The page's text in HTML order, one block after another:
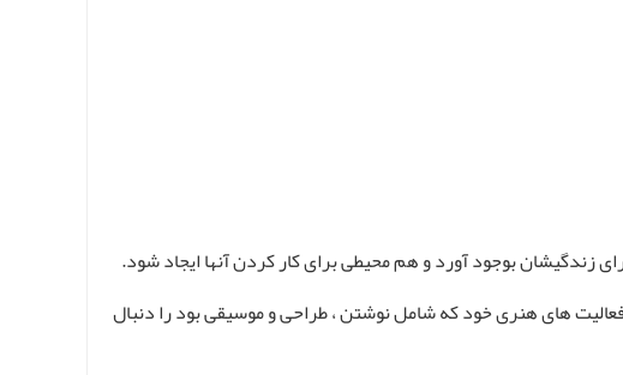
زندگیشان بوجود آورد و هم محیطی برای کار کردن آنها ایجاد شود.
های هنری خود که شامل نوشتن ، طراحی و موسیقی بود را دنبال